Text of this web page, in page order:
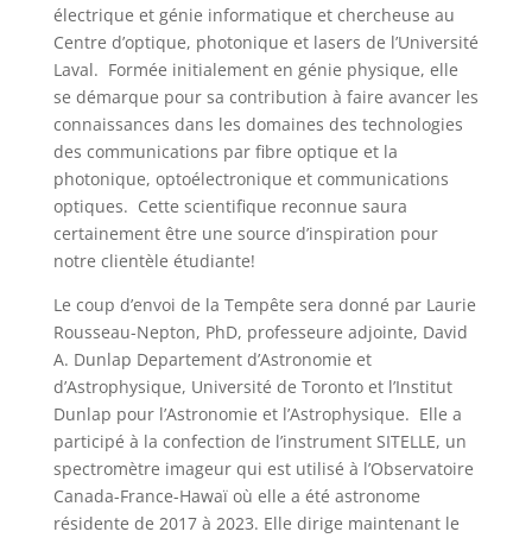
électrique et génie informatique et chercheuse au
Centre d’optique, photonique et lasers de l’Université
Laval. Formée initialement en génie physique, elle
se démarque pour sa contribution à faire avancer les
connaissances dans les domaines des technologies
des communications par fibre optique et la
photonique, optoélectronique et communications
optiques. Cette scientifique reconnue saura
certainement être une source d’inspiration pour
notre clientèle étudiante!
Le coup d’envoi de la Tempête sera donné par Laurie
Rousseau-Nepton, PhD, professeure adjointe, David
A. Dunlap Departement d’Astronomie et
d’Astrophysique, Université de Toronto et l’Institut
Dunlap pour l’Astronomie et l’Astrophysique. Elle a
participé à la confection de l’instrument SITELLE, un
spectromètre imageur qui est utilisé à l’Observatoire
Canada-France-Hawaï où elle a été astronome
résidente de 2017 à 2023. Elle dirige maintenant le